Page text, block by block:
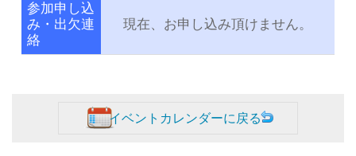
参加申し込
み・出欠連
絡
現在、お申し込み頂けません。
イベントカレンダーに戻る